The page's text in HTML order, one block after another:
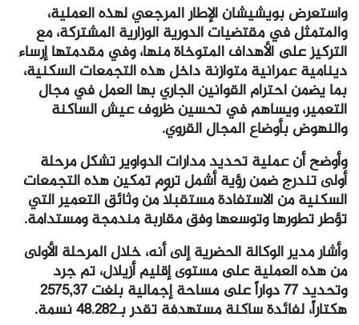
واستعرض بويشيشان الإطار المرجعي لهذه العملية،
والمتمثل في مقتضيات الدورية الوزارية المشتركة، مع
التركيز على الأهداف المتوخاة منها، وفي مقدمتها إرساء
دينامية عمرانية متوازنة داخل هذه التجمعات السكنية،
بما يضمن احترام القوانين الجاري بها العمل في مجال
التعمير، ويساهم في تحسين ظروف عيش الساكنة
والنهوض بأوضاع المجال القروي.
وأوضح أن عملية تحديد مدارات الدواوير تشكل مرحلة
أولى تندرج ضمن رؤية أشمل تروم تمكين هذه التجمعات
السكنية من الاستفادة مستقبلاً من وثائق التعمير التي
تؤطر تطورها وتوسعها وفق مقاربة مندمجة ومستدامة.
وأشار مدير الوكالة الحضرية إلى أنه، خلال المرحلة الأولى
من هذه العملية على مستوى إقليم أزيلال، تم جرد
وتحديد 77 دواراً على مساحة إجمالية بلغت 2575,37
هكتاراً، لفائدة ساكنة مستهدفة تقدر بـ48.282 نسمة.